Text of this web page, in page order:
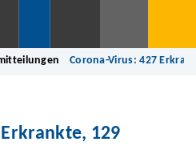
Corona-Virus: 427
129